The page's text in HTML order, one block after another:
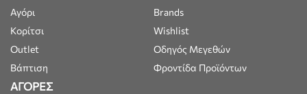
Αγόρι
Κορίτσι
Outlet
Βάπτιση
Brands
Wishlist
Οδηγός Μεγεθών
Φροντίδα Προϊόντων
ΑΓΟΡΕΣ